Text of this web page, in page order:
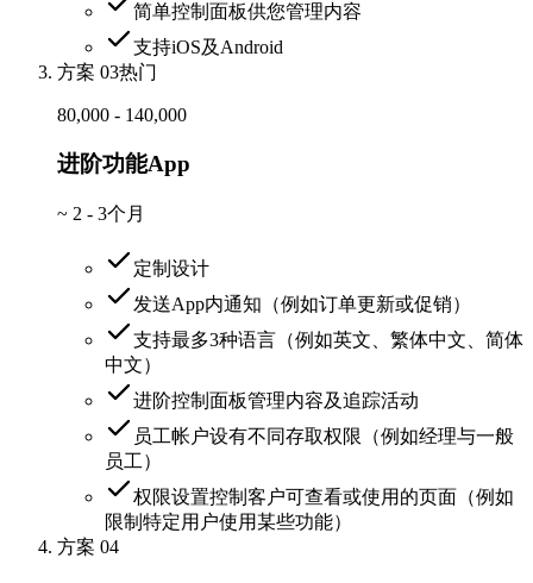
简单控制面板供您管理内容
支持iOS及Android
方案 03热门
80,000 - 140,000
进阶功能App
~ 2 - 3个月
定制设计
发送App内通知（例如订单更新或促销）
支持最多3种语言（例如英文、繁体中文、简体
中文）
进阶控制面板管理内容及追踪活动
员工帐户设有不同存取权限（例如经理与一般
员工）
权限设置控制客户可查看或使用的页面（例如
限制特定用户使用某些功能）
方案 04